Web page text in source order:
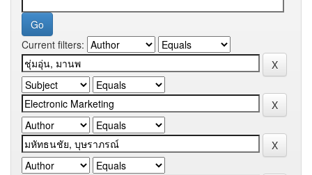
Current filters: